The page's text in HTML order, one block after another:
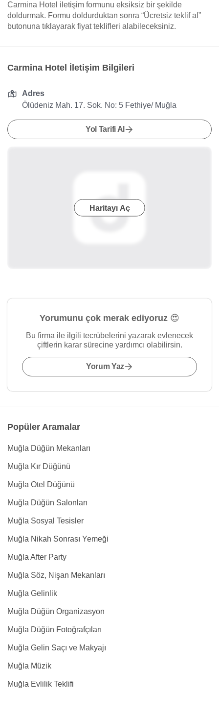
Carmina Hotel iletişim formunu eksiksiz bir şekilde
doldurmak. Formu doldurduktan sonra “Ücretsiz teklif al”
butonuna tıklayarak fiyat teklifleri alabileceksiniz.
Carmina Hotel İletişim Bilgileri
Adres
Ölüdeniz Mah. 17. Sok. No: 5 Fethiye/ Muğla
Yol Tarifi Al
Haritayı Aç
Yorumunu çok merak ediyoruz 😍
Bu firma ile ilgili tecrübelerini yazarak evlenecek
çiftlerin karar sürecine yardımcı olabilirsin.
Yorum Yaz
Popüler Aramalar
Muğla Düğün Mekanları
Muğla Kır Düğünü
Muğla Otel Düğünü
Muğla Düğün Salonları
Muğla Sosyal Tesisler
Muğla Nikah Sonrası Yemeği
Muğla After Party
Muğla Söz, Nişan Mekanları
Muğla Gelinlik
Muğla Düğün Organizasyon
Muğla Düğün Fotoğrafçıları
Muğla Gelin Saçı ve Makyajı
Muğla Müzik
Muğla Evlilik Teklifi